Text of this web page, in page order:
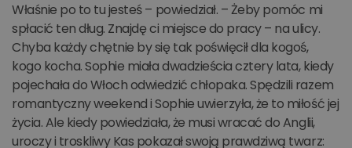
Właśnie po to tu jesteś – powiedział. – Żeby pomóc mi
spłacić ten dług. Znajdę ci miejsce do pracy – na ulicy.
Chyba każdy chętnie by się tak poświęcił dla kogoś,
kogo kocha. Sophie miała dwadzieścia cztery lata, kiedy
pojechała do Włoch odwiedzić chłopaka. Spędzili razem
romantyczny weekend i Sophie uwierzyła, że to miłość jej
życia. Ale kiedy powiedziała, że musi wracać do Anglii,
uroczy i troskliwy Kas pokazał swoją prawdziwą twarz: